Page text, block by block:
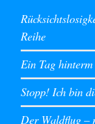
Reihe
Ein Tag
Stopp! Ich bin
Der Waldflug –